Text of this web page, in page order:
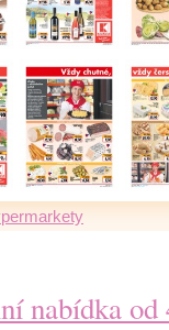
nabídka od